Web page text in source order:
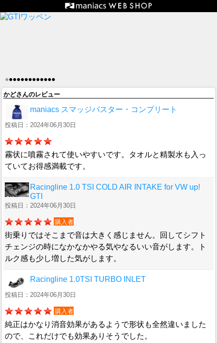
●●●●●●●●●●●●●
かどさんのレビュー
maniacs スマッジバスター・コンプリート
投稿日：2024年06月30日
霧状に噴霧されて使いやすいです。タオルと精製水も入っ
ていてお得感満載です。
Racingline 1.0 TSI COLD AIR INTAKE for VW up!
GTI
投稿日：2024年06月30日
購入者
街乗りではそこまで音は大きく感じません。回してシフト
チェンジの時になかなかやる気やなるいい音がします。ト
ルク感も少し増した気がします。
Racingline 1.0TSI TURBO INLET
投稿日：2024年06月30日
購入者
純正はかなり消音効果があるようで形状も全然違いました
ので、これだけでも効果ありそうでした。